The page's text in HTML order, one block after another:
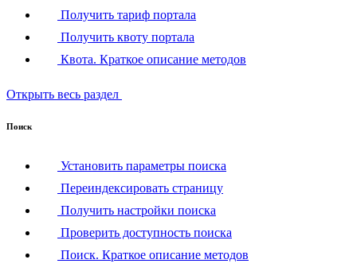
Получить тариф портала
Получить квоту портала
Квота. Краткое описание методов
Открыть весь раздел
Поиск
Установить параметры поиска
Переиндексировать страницу
Получить настройки поиска
Проверить доступность поиска
Поиск. Краткое описание методов